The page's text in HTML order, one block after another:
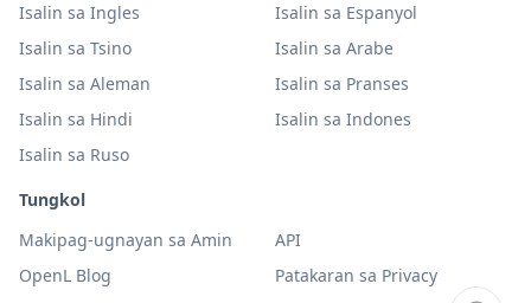
Isalin sa Ingles
Isalin sa Espanyol
Isalin sa Tsino
Isalin sa Arabe
Isalin sa Aleman
Isalin sa Pranses
Isalin sa Hindi
Isalin sa Indones
Isalin sa Ruso
Tungkol
Makipag-ugnayan sa Amin
API
OpenL Blog
Patakaran sa Privacy